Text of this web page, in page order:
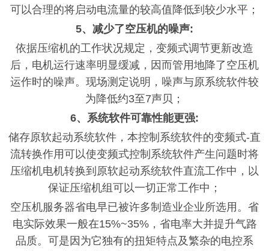
可以合理的将启动电流量的较高值降低到较少水平；
5、减少了空压机的噪声:
依据压缩机的工作状况规定，变频式调节更新改造
后，电机运行速率明显缓减，因而管用地降了空压机
运作时的噪声。现场测定说明，噪声与原系统软件较
为降低约3至7声贝；
6、系统软件可靠性能更强:
储存原软起动系统软件，本控制系统软件的变频式-直
流转换作用可以使变频式控制系统软件产生问题时将
压缩机电机转换到原软起动系统软件直流工作中，以
保证压缩机组可以一切正常工作中；
空压机服务器省电早已被许多制造业企业所选用。省
电实际效果一般在15%~35%，省电率大并提升气路
品质。可是因为它独有的扭矩特点及繁杂的电控系